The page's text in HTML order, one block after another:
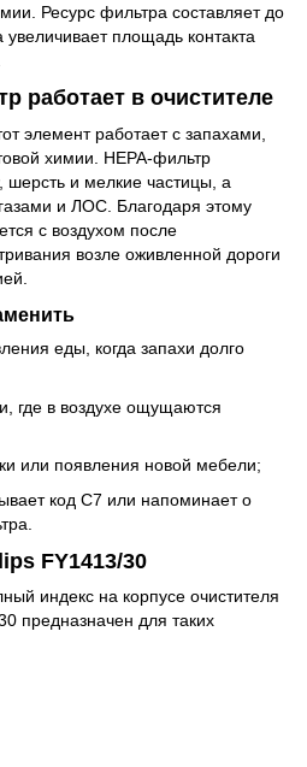
Ресурс фильтра составляет до
увеличивает площадь контакта
работает в очистителе
элемент работает с запахами,
химии. HEPA-фильтр
шерсть и мелкие частицы, а
и ЛОС. Благодаря этому
с воздухом после
возле оживленной дороги
еды, когда запахи долго
где в воздухе ощущаются
или появления новой мебели;
код C7 или напоминает о
FY1413/30
индекс на корпусе очистителя
предназначен для таких